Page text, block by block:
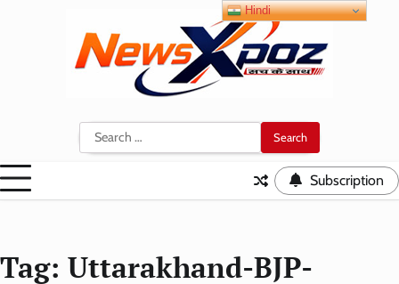
Search
for:
Subscription
Tag: Uttarakhand-BJP-
Hindi